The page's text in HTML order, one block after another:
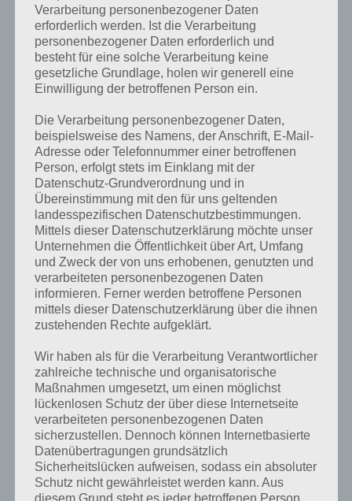
Pac-Man Pop
Screenshot – (c)
Bandai Namco
zu drei Sterne pro Level zu schaffen.
Ziel ist es meist die Haustiere aus
den Blasen zu befreien. In einem
anderen Spielmodi musst du einen
Geist in der Blase treffen, wobei es
hier pro Level mehrere Geister in Blasen gibt. Die Schwierigkeit liegt
auch in Pac-Man Pop daran, dass man nur begrenzt Züge bzw.
Blasen pro Level hat und so strategisch vorgehen muss, um das
Level-Ziel zu erreichen. Dazu muss man auch Blasen tauschen oder
einen der Power-Ups nutzen, die jedoch nicht unbegrenzt zur
Verfügung stehen und sich mittels der Premiumwährung gekauft
werden müssen.
Teile deinen Highscore mit deinen Freunden
Hast du das Level mit den Zügen geschafft, werden die Geister blau
und alle übrig gebliebenen Blasen können nun Bonuspunkte
bringen. Auch wenn Pac-Man Pop durchaus strategische Elemente
besitzt, ist das Spiel häufig mit Glück verbunden, ob man das Level
dafür, dass man schwierige Level ebenfalls lösen kann.
Verbindet man sich mit Facebook, kann man seinen Highscore auch
mit seinen Freunden vergleichen. Notwendig ist das zwar nicht, sorgt
aber für einen sozialen Aspekt in der App.
Trailer Video zu Pac-Man Pop
Verarbeitung personenbezogener Daten
erforderlich werden. Ist die Verarbeitung
personenbezogener Daten erforderlich und
besteht für eine solche Verarbeitung keine
gesetzliche Grundlage, holen wir generell eine
Einwilligung der betroffenen Person ein.
Die Verarbeitung personenbezogener Daten,
beispielsweise des Namens, der Anschrift, E-Mail-
Adresse oder Telefonnummer einer betroffenen
Person, erfolgt stets im Einklang mit der
Datenschutz-Grundverordnung und in
Übereinstimmung mit den für uns geltenden
landesspezifischen Datenschutzbestimmungen.
Mittels dieser Datenschutzerklärung möchte unser
Unternehmen die Öffentlichkeit über Art, Umfang
und Zweck der von uns erhobenen, genutzten und
verarbeiteten personenbezogenen Daten
informieren. Ferner werden betroffene Personen
mittels dieser Datenschutzerklärung über die ihnen
zustehenden Rechte aufgeklärt.
Wir haben als für die Verarbeitung Verantwortlicher
zahlreiche technische und organisatorische
Maßnahmen umgesetzt, um einen möglichst
lückenlosen Schutz der über diese Internetseite
verarbeiteten personenbezogenen Daten
sicherzustellen. Dennoch können Internetbasierte
Datenübertragungen grundsätzlich
Sicherheitslücken aufweisen, sodass ein absoluter
Schutz nicht gewährleistet werden kann. Aus
diesem Grund steht es jeder betroffenen Person